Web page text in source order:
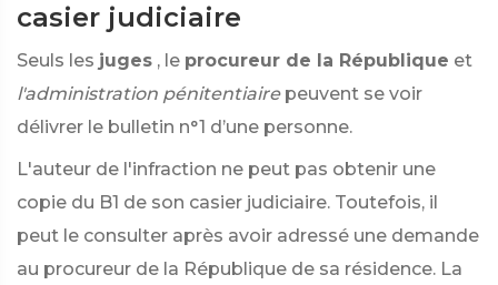
casier judiciaire
Seuls les juges , le procureur de la République et
l'administration pénitentiaire peuvent se voir
délivrer le bulletin n°1 d’une personne.​​
L'auteur de l'infraction ne peut pas obtenir une
copie du B1 de son casier judiciaire. Toutefois, il
peut le consulter après avoir adressé une demande
au procureur de la République de sa résidence. La